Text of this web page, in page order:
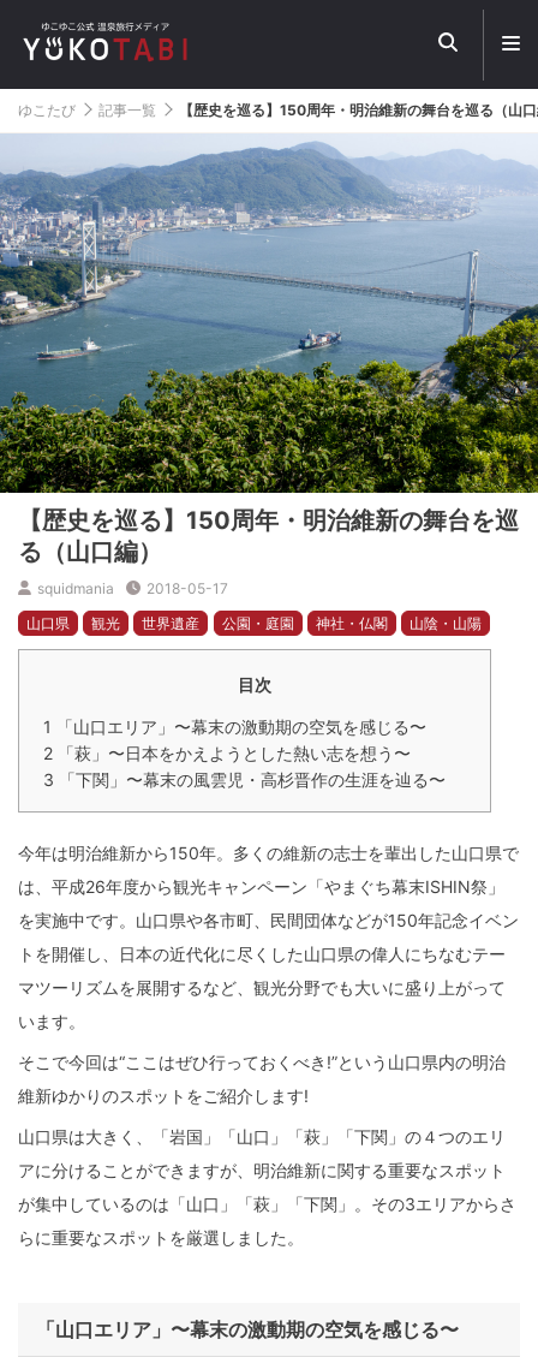
メ
ュ
ー
を
く
ゆこたび 記事一覧 【歴史を巡る】150周年・明治維新の舞台を巡る（山
【歴史を巡る】150周年・明治維新の舞台を巡
る（山口編）
squidmania
2018-05-17
山口県
観光 世界遺産 公園・庭園 神社・仏閣
山陰・山陽
目次
1
「山口エリア」〜幕末の激動期の空気を感じる〜
2 「萩」〜日本をかえようとした熱い志を想う〜
3 「下関」〜幕末の風雲児・高杉晋作の生涯を辿る〜
今年は明治維新から150年。多くの維新の志士を輩出した山口県で
は、平成26年度から観光キャンペーン「やまぐち幕末ISHIN祭」
を実施中です。山口県や各市町、民間団体などが150年記念イベン
トを開催し、日本の近代化に尽くした山口県の偉人にちなむテー
マツーリズムを展開するなど、観光分野でも大いに盛り上がって
います。
そこで今回は“ここはぜひ行っておくべき!”という山口県内の明治
維新ゆかりのスポットをご紹介します!
山口県は大きく、「岩国」「山口」「萩」「下関」の４つのエリ
アに分けることができますが、明治維新に関する重要なスポット
が集中しているのは「山口」「萩」「下関」。その3エリアからさ
らに重要なスポットを厳選しました。
「山口エリア」〜幕末の激動期の空気を感じる〜